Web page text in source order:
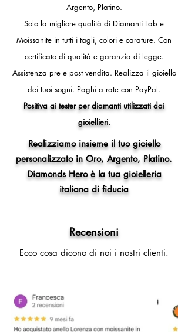
Argento, Platino.
Solo la migliore qualità di Diamanti Lab e
Moissanite in tutti i tagli, colori e carature. Con
certificato di qualità e garanzia di legge.
Assistenza pre e post vendita. Realizza il gioiello
dei tuoi sogni. Paghi a rate con PayPal.
Positiva ai tester per diamanti utilizzati dai
gioiellieri.
Realizziamo insieme il tuo gioiello
personalizzato in Oro, Argento, Platino.
Diamonds Hero è la tua gioielleria
italiana di fiducia
Recensioni
Ecco cosa dicono di noi i nostri clienti.